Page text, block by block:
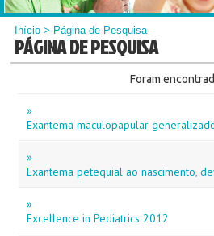
Início > Página de Pesquisa
PÁGINA DE PESQUISA
Foram
»
Exantema maculopapular
»
Exantema petequial ao nascimento,
»
Excellence in Pediatrics 2012